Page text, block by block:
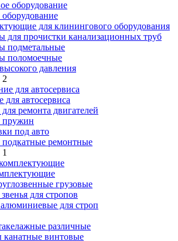
для клинингового оборудования
прочистки канализационных труб
подметальные
поломоечные
давления
для автосервиса
ремонта двигателей
пружин
под авто
ремонтные
грузовые
для стропов
для строп
различные
винтовые